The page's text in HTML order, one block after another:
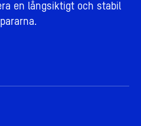
en långsiktigt och stabil